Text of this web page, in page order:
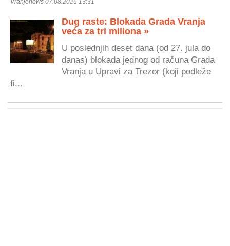
Vranjenews 07.08.2026 13:31
Dug raste: Blokada Grada Vranja
veća za tri miliona »
U poslednjih deset dana (od 27. jula do
danas) blokada jednog od računa Grada
Vranja u Upravi za Trezor (koji podleže
fi...